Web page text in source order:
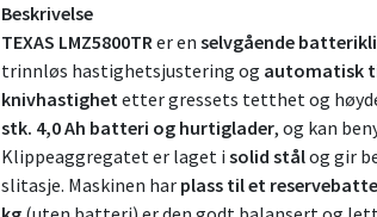
Beskrivelse
TEXAS LMZ5800TR er en selvgående
trinnløs hastighetsjustering og automatisk
knivhastighet etter gressets tetthet og
stk. 4,0 Ah batteri og hurtiglader, og kan
Klippeaggregatet er laget i solid stålog gir
slitasje. Maskinen har plass til et